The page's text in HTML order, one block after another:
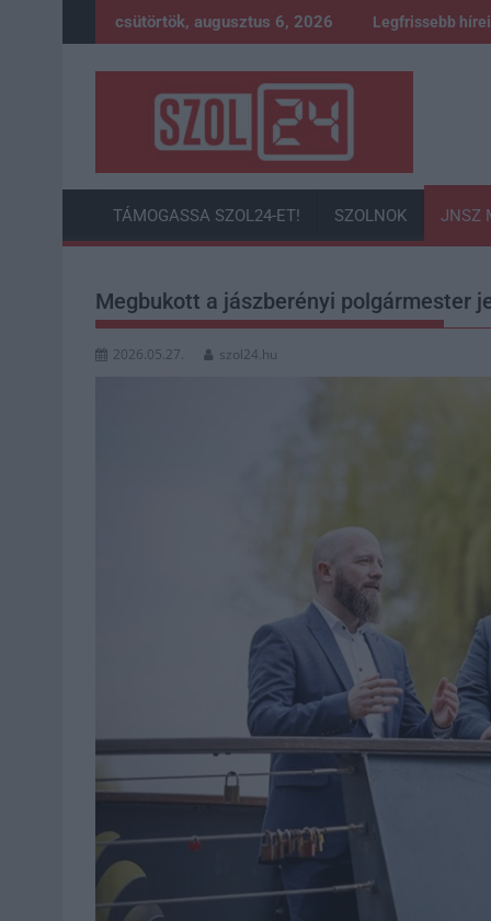
to
csütörtök, augusztus 6, 2026 Legfrissebb
TÁMOGASSA SZOL24-ET! SZOLNOK JNSZ
Megbukott a jászberényi polgármester
2026.05.27. szol24.hu